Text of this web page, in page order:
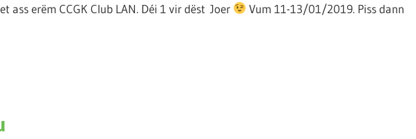
ass erëm CCGK Club LAN. Déi 1 vir dëst Joer Vum 11-13/01/2019. Piss dann